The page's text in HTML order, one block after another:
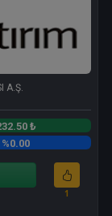
A.Ş.
₺
%0.00
1